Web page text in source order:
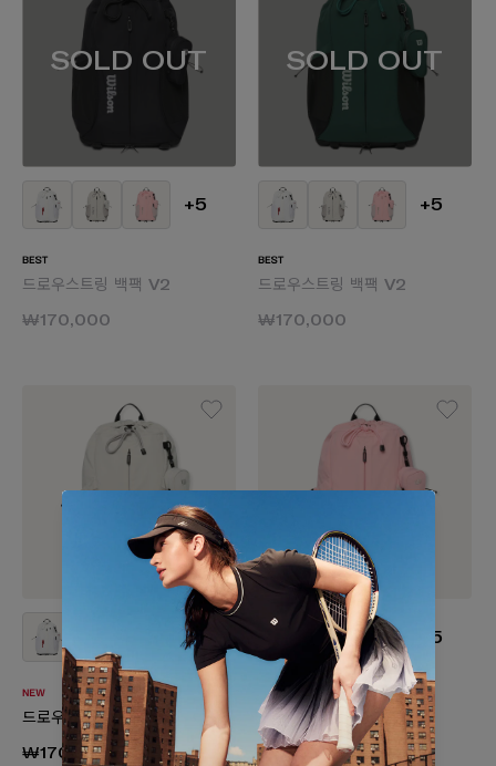
SOLD OUT
+5
드로우스트링 백팩 V2
₩170,000
SOLD OUT
+5
드로우스트링 백팩 V2
₩170,000
+5
드로우스트링 백팩 V2
₩170,000
+5
드로우스트링 백팩 V2
₩170,000